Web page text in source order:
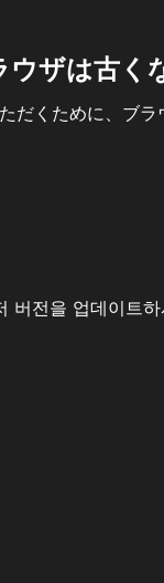
ザは古く
くために、ブラ
버전을 업데이트